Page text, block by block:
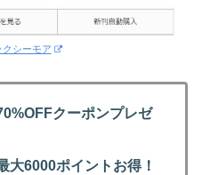
クシーモア
クーポンプレゼ
大6000ポイントお得！